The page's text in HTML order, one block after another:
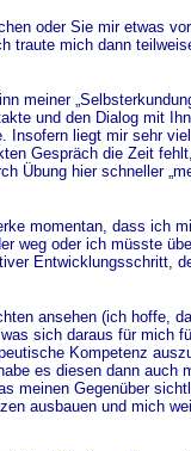
oder Sie mir etwas
traute mich dann
meiner
und den Dialog mit
Insofern liegt mir sehr
Gespräch die Zeit
Übung hier schneller
momentan, dass ich
weg oder ich müsste
Entwicklungsschritt,
ansehen (ich hoffe,
sich daraus für mich
Kompetenz
es diesen dann auch
meinen Gegenüber
ausbauen und mich